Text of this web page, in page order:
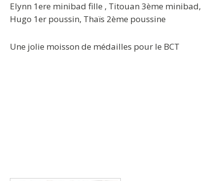
Elynn 1ere minibad fille , Titouan 3ème minibad,
Hugo 1er poussin, Thaïs 2ème poussine
Une jolie moisson de médailles pour le BCT